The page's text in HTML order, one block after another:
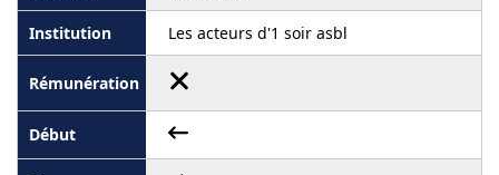
Les acteurs d'1 soir asbl